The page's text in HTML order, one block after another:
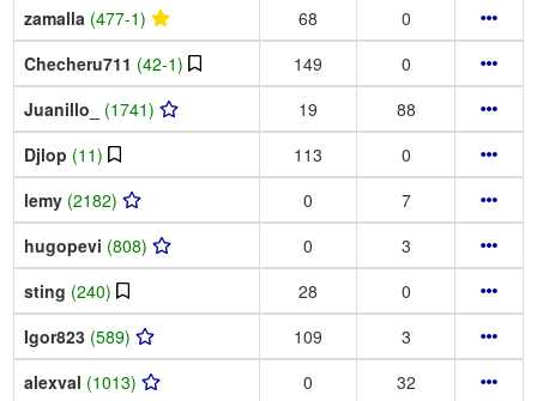
zamalla (477-1) 68
0
Checheru711 (42-1) 149
0
Juanillo_ (1741) 19
88
Djlop (11) 113
0
lemy (2182) 0
7
hugopevi (808) 0
3
sting (240) 28
0
Igor823 (589) 109
3
alexval (1013) 0
32